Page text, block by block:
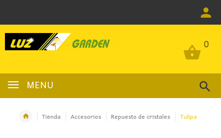
0
MENU
0
Tienda Accesorios Repuesto de cristales Tulipa